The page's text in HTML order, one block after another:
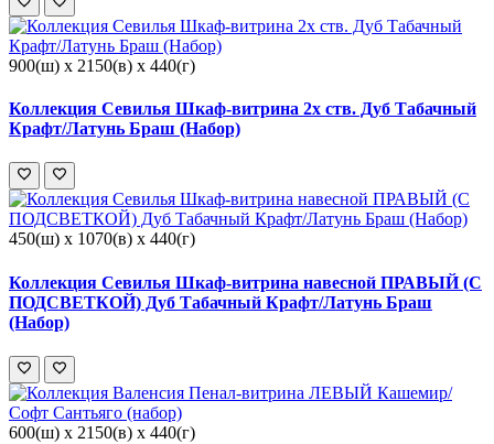
900(ш) x 2150(в) x 440(г)
Коллекция Севилья Шкаф-витрина 2х ств. Дуб Табачный
Крафт/Латунь Браш (Набор)
450(ш) x 1070(в) x 440(г)
Коллекция Севилья Шкаф-витрина навесной ПРАВЫЙ (С
ПОДСВЕТКОЙ) Дуб Табачный Крафт/Латунь Браш
(Набор)
600(ш) x 2150(в) x 440(г)